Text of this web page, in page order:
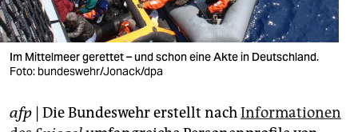
verlag
verlag
veranstaltungen
shop
Im Mittelmeer gerettet – und schon eine Akte in Deutschland.
Foto: bundeswehr/Jonack/dpa
afp | Die Bundeswehr erstellt nachInformationen